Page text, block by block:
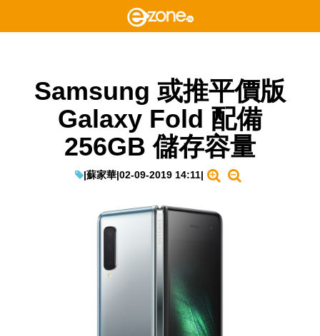
Samsung 或推平價版
Galaxy Fold 配備
256GB 儲存容量
|蘇家華|02-09-2019 14:11|